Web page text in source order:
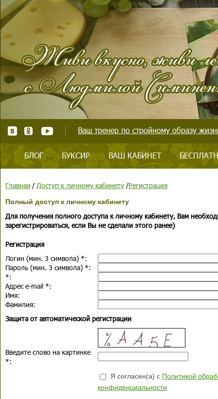
Ваш тренер по стройному образу
БЛОГ БУКСИР ВАШ КАБИНЕТ
Главная / Доступ к личному кабинету /Регистрация
Полный доступ к личному кабинету
Для получения полного доступа к личному кабинету, Вам
зарегистрироваться, если Вы не сделали этого ранее)
Регистрация
Логин (мин. 3 символа) *:
Пароль (мин. 3 символа) *:
*:
Адрес e-mail *:
Имя:
Фамилия:
Защита от автоматической регистрации
Введите слово на картинке
*:
Я согласен(а) с Политикой
конфиденциальности